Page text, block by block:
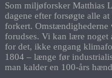
Som miljøforsker Matthias
dagene efter forsøgte alle
forkert. Omstændighederne
forudses. Vi kan lære noget
for det, ikke engang
1804 – længe før
man kalder en 100-års